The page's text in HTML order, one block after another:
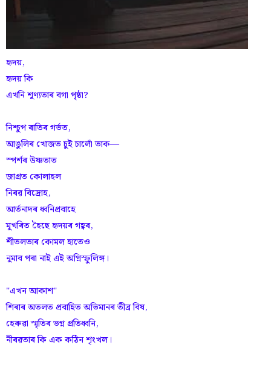
হৃদয়,
হৃদয় কি
এখনি শূণ্যতাৰ বগা পৃষ্ঠা?
নিশ্চুপ ৰাতিৰ গৰ্ভত,
আঙুলিৰ খোজত চুই চালোঁ তাক—
স্পৰ্শৰ উষ্ণতাত
জাগ্ৰত কোলাহল
নিৰৱ বিদ্ৰোহ,
আৰ্তনাদৰ ধ্বনিপ্ৰবাহে
মুখৰিত হৈছে হৃদয়ৰ গহ্বৰ,
শীতলতাৰ কোমল হাতেও
নুমাব পৰা নাই এই অগ্নিস্ফুলিঙ্গ।
"এখন আকাশ"
শিৰাৰ অতলত প্ৰবাহিত অভিমানৰ তীব্ৰ বিষ,
হেৰুৱা স্মৃতিৰ ভগ্ন প্ৰতিধ্বনি,
নীৰৱতাৰ কি এক কঠিন শৃংখল।